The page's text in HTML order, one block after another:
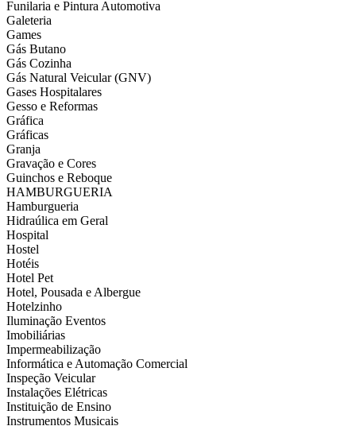
Funilaria e Pintura Automotiva
Galeteria
Games
Gás Butano
Gás Cozinha
Gás Natural Veicular (GNV)
Gases Hospitalares
Gesso e Reformas
Gráfica
Gráficas
Granja
Gravação e Cores
Guinchos e Reboque
HAMBURGUERIA
Hamburgueria
Hidraúlica em Geral
Hospital
Hostel
Hotéis
Hotel Pet
Hotel, Pousada e Albergue
Hotelzinho
Iluminação Eventos
Imobiliárias
Impermeabilização
Informática e Automação Comercial
Inspeção Veicular
Instalações Elétricas
Instituição de Ensino
Instrumentos Musicais